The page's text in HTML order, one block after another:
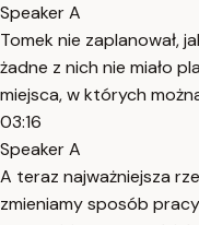
Speaker A
Tomek nie zaplanował,
żadne z nich nie miało
miejsca, w których
03:16
Speaker A
A teraz najważniejsza
zmieniamy sposób